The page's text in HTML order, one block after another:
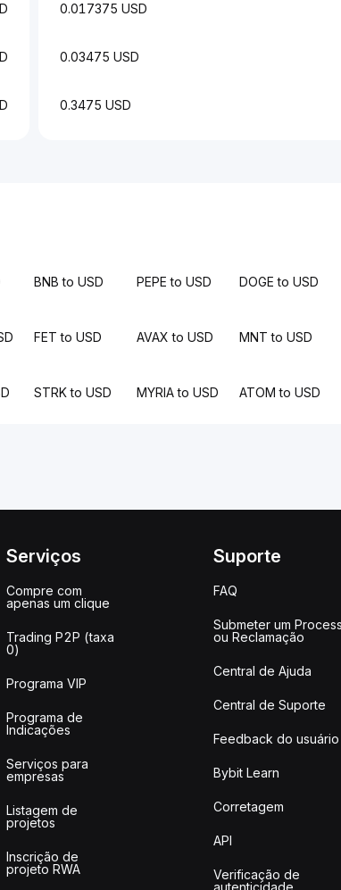
0.017375 USD
0.03475 USD
0.3475 USD
BNB to USD PEPE to USD DOGE to USD
FET to USD AVAX to USD MNT to USD
STRK to USD MYRIA to USD ATOM to USD
Serviços
Compre com
apenas um clique
Trading P2P (taxa
0)
Programa VIP
Programa de
Indicações
Serviços para
empresas
Listagem de
projetos
Inscrição de
projeto RWA
Suporte
FAQ
Submeter um
ou Reclamação
Central de Ajuda
Central de Suporte
Feedback do usuário
Bybit Learn
Corretagem
API
Verificação de
autenticidade